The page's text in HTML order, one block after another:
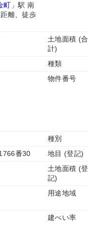
町 」駅 南
離、徒歩
土地面積 (合
計)
種類
物件番号
種別
番30 地目 (登記)
土地面積 (登
記)
用途地域
建ぺい率